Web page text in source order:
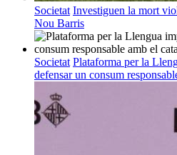
Societat Investiguen la mort
Nou Barris
Societat Plataforma per la
defensar un consum